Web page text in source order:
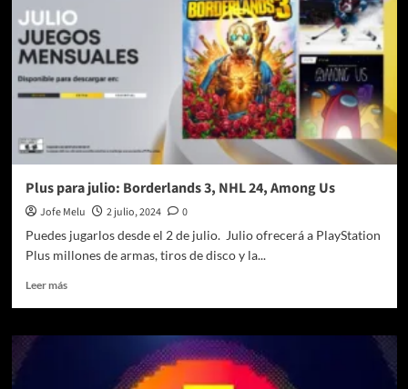
Plus para julio: Borderlands 3, NHL 24, Among Us
Jofe Melu 2 julio, 2024
0
Puedes jugarlos desde el 2 de julio. Julio ofrecerá a PlayStation
Plus millones de armas, tiros de disco y la...
Leer másLeer
Plus
Borderlands